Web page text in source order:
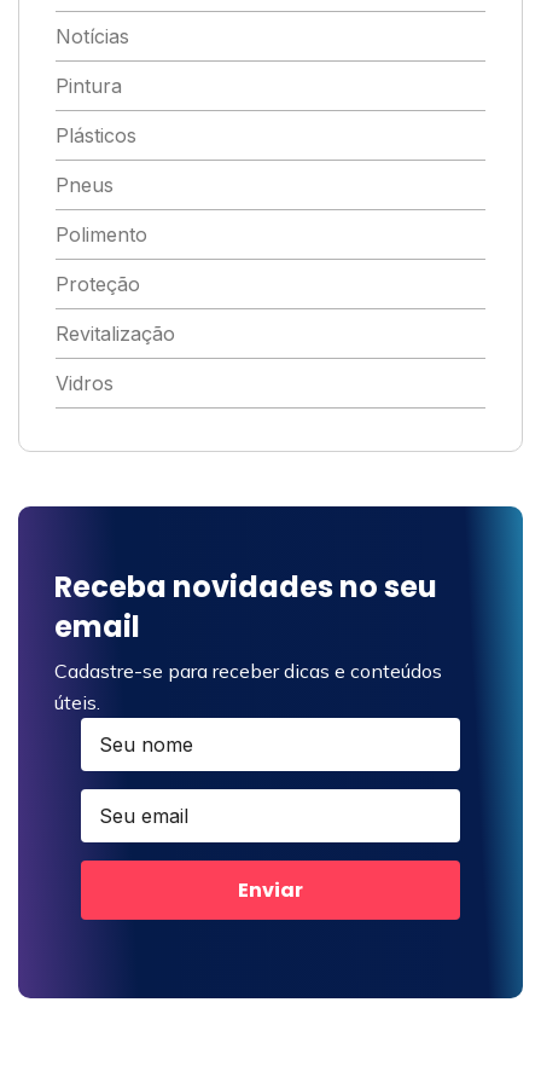
Notícias
Pintura
Plásticos
Pneus
Polimento
Proteção
Revitalização
Vidros
Receba novidades no seu
email
Cadastre-se para receber dicas e conteúdos
úteis.
Enviar